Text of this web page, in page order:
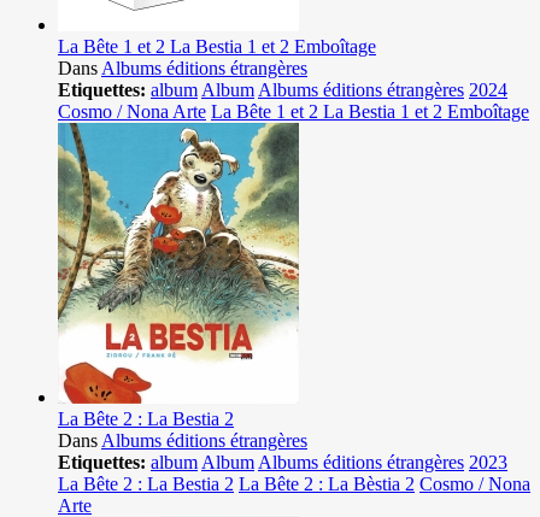
La Bête 1 et 2 La Bestia 1 et 2 Emboîtage
Dans Albums éditions étrangères
Etiquettes: album Album Albums éditions étrangères 2024
Cosmo / Nona Arte La Bête 1 et 2 La Bestia 1 et 2 Emboîtage
La Bête 2 : La Bestia 2
Dans Albums éditions étrangères
Etiquettes: album Album Albums éditions étrangères 2023
La Bête 2 : La Bestia 2 La Bête 2 : La Bèstia 2 Cosmo / Nona
Arte